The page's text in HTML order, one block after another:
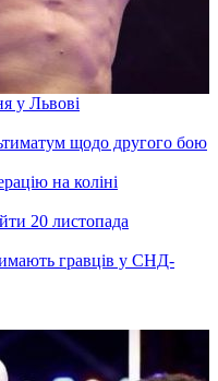
у Львові
щодо другого бою
на коліні
20 листопада
гравців у СНД-